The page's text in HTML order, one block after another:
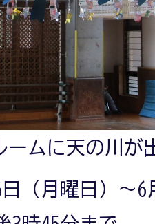
ームに天の川が
月曜日）～6